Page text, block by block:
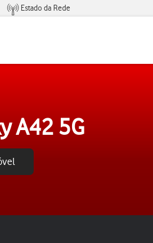
Estado da Rede
A42 5G